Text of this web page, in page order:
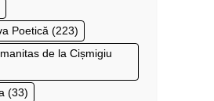
Poetică (223)
de la Cișmigiu
(33)